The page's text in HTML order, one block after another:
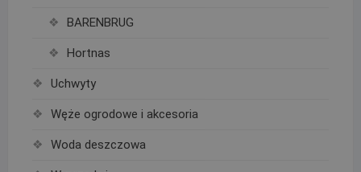
BARENBRUG
Hortnas
Uchwyty
Węże ogrodowe i akcesoria
Woda deszczowa